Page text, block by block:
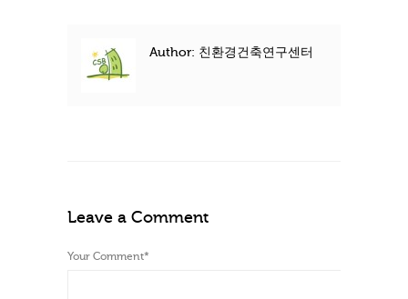
Author: 친환경건축연구센터
Leave a Comment
Your Comment*